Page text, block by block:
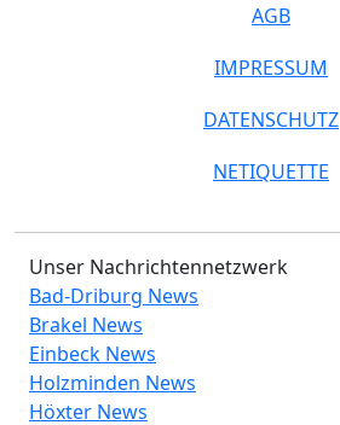
AGB
IMPRESSUM
DATENSCHUTZ
NETIQUETTE
Unser Nachrichtennetzwerk
Bad-Driburg News
Brakel News
Einbeck News
Holzminden News
Höxter News